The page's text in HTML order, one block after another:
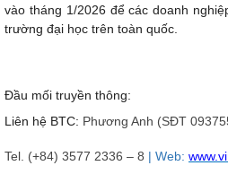
vào tháng 1/2026 để các doanh
trường đại học trên toàn quốc.
Đầu mối truyền thông:
Liên hệ BTC: Phương Anh (SĐT
Tel. (+84) 3577 2336 – 8 | Web: